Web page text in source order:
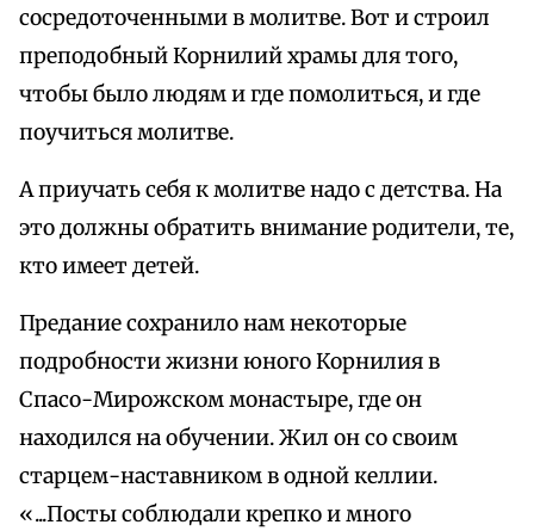
сосредоточенными в молитве. Вот и строил
преподобный Корнилий храмы для того,
чтобы было людям и где помолиться, и где
поучиться молитве.
А приучать себя к молитве надо с детства. На
это должны обратить внимание родители, те,
кто имеет детей.
Предание сохранило нам некоторые
подробности жизни юного Корнилия в
Спасо-Мирожском монастыре, где он
находился на обучении. Жил он со своим
старцем-наставником в одной келлии.
«...Посты соблюдали крепко и много